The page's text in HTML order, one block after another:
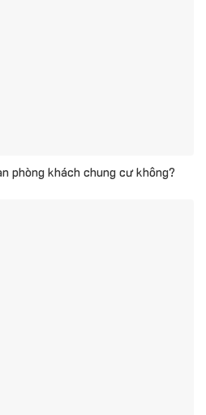
phòng khách chung cư không?